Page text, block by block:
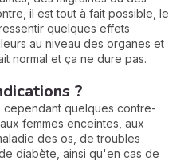
il est tout à fait possible, le
quelques effets
au niveau des organes et
normal et ça ne dure pas.
?
cependant quelques contre-
femmes enceintes, aux
des os, de troubles
diabète, ainsi qu'en cas de